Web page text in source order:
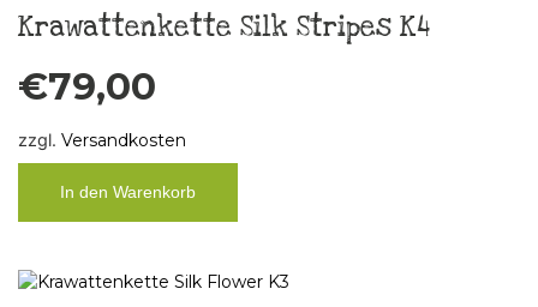
Krawattenkette Silk Stripes K4
€79,00
zzgl. Versandkosten
In den Warenkorb